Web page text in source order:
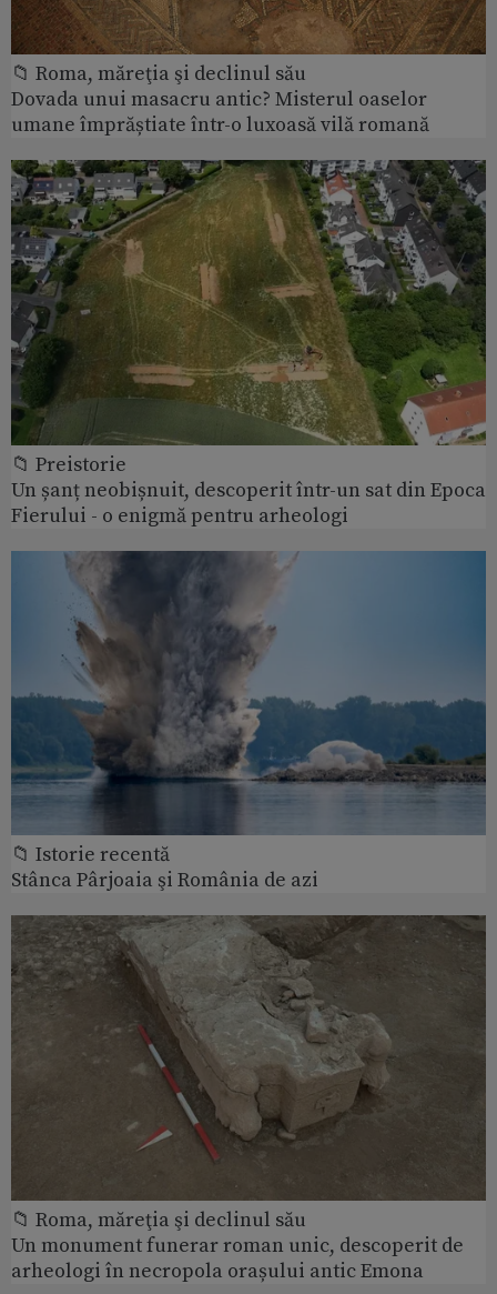
📁 Roma, măreţia şi declinul său
Dovada unui masacru antic? Misterul oaselor
umane împrăștiate într-o luxoasă vilă romană
📁 Preistorie
Un șanț neobișnuit, descoperit într-un sat din Epoca
Fierului - o enigmă pentru arheologi
📁 Istorie recentă
Stânca Pârjoaia şi România de azi
📁 Roma, măreţia şi declinul său
Un monument funerar roman unic, descoperit de
arheologi în necropola orașului antic Emona